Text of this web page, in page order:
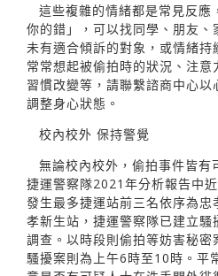
這些複雜的情緒都是常見反應
你的錯」，可以找同學、朋友、
未有適合傾訴的對象，或情緒持
常常想起被偷拍時的狀況、注
習慣改變等，請聯繫諮商中心
調整身心狀態。
校內校外 保持警覺
無論校內校外，偷拍事件皆有
捷運警察隊2021年分析報告中
發生最多捷運站前三名依序為忠
孝新生站，捷運警察隊已建立騷
調查。以時段則偷拍等妨害秘
騷擾案則為上午6時至10時。平